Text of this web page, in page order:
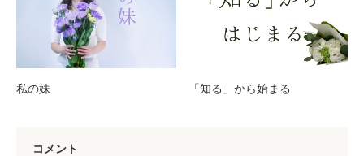
私の妹 「知る」から始まる
コメント